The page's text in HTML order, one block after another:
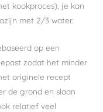
kookproces), je kan
met 2/3 water.
op een
zodat het minder
originele recept
de grond en slaan
relatief veel